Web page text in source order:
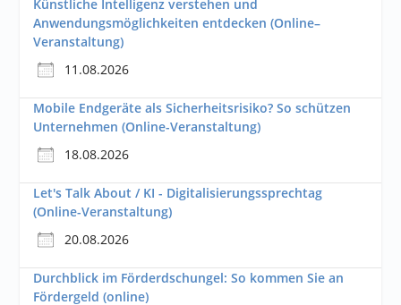
Künstliche Intelligenz verstehen und
Anwendungsmöglichkeiten entdecken (Online–
Veranstaltung)
11.08.2026
Mobile Endgeräte als Sicherheitsrisiko? So schützen
Unternehmen (Online-Veranstaltung)
18.08.2026
Let's Talk About / KI - Digitalisierungssprechtag
(Online-Veranstaltung)
20.08.2026
Durchblick im Förderdschungel: So kommen Sie an
Fördergeld (online)